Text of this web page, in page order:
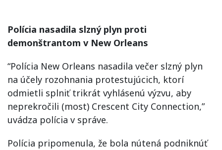
Polícia nasadila slzný plyn proti
demonštrantom v New Orleans
“Polícia New Orleans nasadila večer slzný plyn
na účely rozohnania protestujúcich, ktorí
odmietli splniť trikrát vyhlásenú výzvu, aby
neprekročili (most) Crescent City Connection,”
uvádza polícia v správe.
Polícia pripomenula, že bola nútená podniknúť